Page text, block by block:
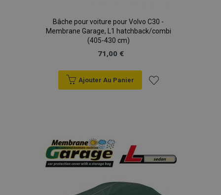
Bâche pour voiture pour Volvo C30 -
Membrane Garage, L1 hatchback/combi
(405-430 cm)
71,00 €
Ajouter Au Panier
d'achats